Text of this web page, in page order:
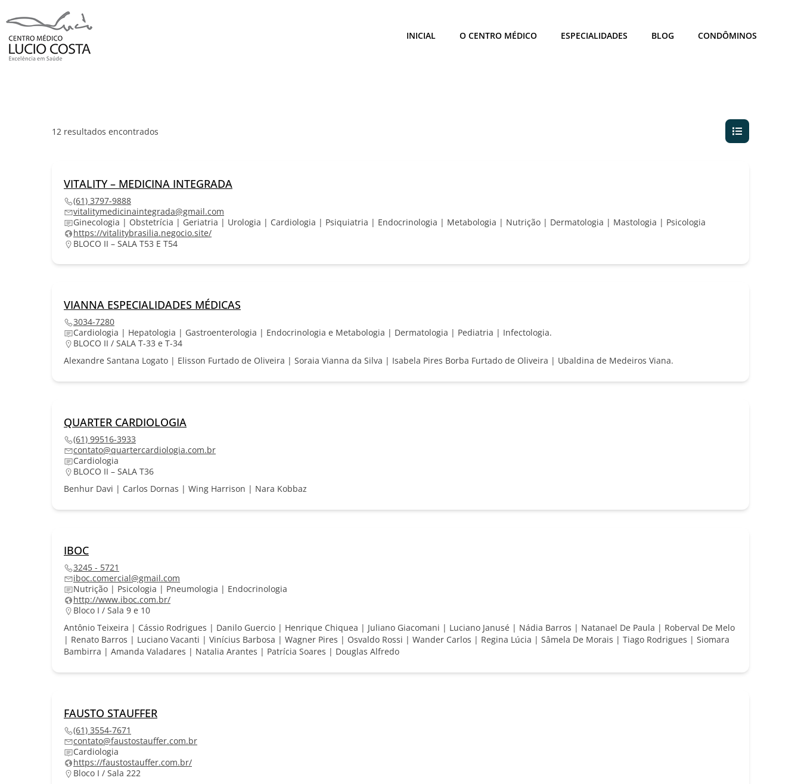
INICIAL O CENTRO MÉDICO ESPECIALIDADES BLOG CONDÔMINOS
12 resultados encontrados
VITALITY – MEDICINA INTEGRADA
(61) 3797-9888
vitalitymedicinaintegrada@gmail.com
Ginecologia | Obstetrícia | Geriatria | Urologia | Cardiologia | Psiquiatria | Endocrinologia | Metabologia | Nutrição | Dermatologia | Mastologia | Psicologia
https://vitalitybrasilia.negocio.site/
BLOCO II – SALA T53 E T54
VIANNA ESPECIALIDADES MÉDICAS
3034-7280
Cardiologia | Hepatologia | Gastroenterologia | Endocrinologia e Metabologia | Dermatologia | Pediatria | Infectologia.
BLOCO II / SALA T-33 e T-34
Alexandre Santana Logato | Elisson Furtado de Oliveira | Soraia Vianna da Silva | Isabela Pires Borba Furtado de Oliveira | Ubaldina de Medeiros Viana.
QUARTER CARDIOLOGIA
(61) 99516-3933
contato@quartercardiologia.com.br
Cardiologia
BLOCO II – SALA T36
Benhur Davi | Carlos Dornas | Wing Harrison | Nara Kobbaz
IBOC
3245 - 5721
iboc.comercial@gmail.com
Nutrição | Psicologia | Pneumologia | Endocrinologia
http://www.iboc.com.br/
Bloco I / Sala 9 e 10
Antônio Teixeira | Cássio Rodrigues | Danilo Guercio | Henrique Chiquea | Juliano Giacomani | Luciano Janusé | Nádia Barros | Natanael De Paula | Roberval De Melo
| Renato Barros | Luciano Vacanti | Vinícius Barbosa | Wagner Pires | Osvaldo Rossi | Wander Carlos | Regina Lúcia | Sâmela De Morais | Tiago Rodrigues | Siomara
Bambirra | Amanda Valadares | Natalia Arantes | Patrícia Soares | Douglas Alfredo
FAUSTO STAUFFER
(61) 3554-7671
contato@faustostauffer.com.br
Cardiologia
https://faustostauffer.com.br/
Bloco I / Sala 222